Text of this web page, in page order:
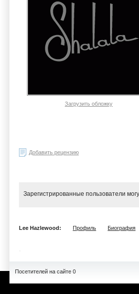
Загрузить обложку
Добавить рецензию
Зарегистрированные пользователи
Lee Hazlewood: Профиль Биография
Посетителей на сайте 0